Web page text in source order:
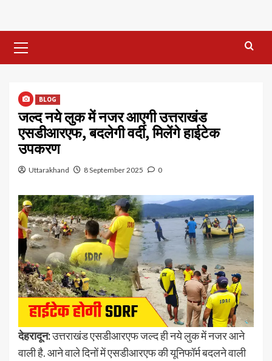
Menu
BLOG
जल्द नये लुक में नजर आएगी उत्तराखंड
एसडीआरएफ, बदलेगी वर्दी, मिलेंगे हाईटेक
उपकरण
Uttarakhand 8 September 2025 0
देहरादून:उत्तराखंड एसडीआरएफ जल्द ही नये लुक में नजर आने
वाली है. आने वाले दिनों में एसडीआरएफ की यूनिफॉर्म बदलने वाली